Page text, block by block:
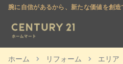
腕に自信があるから、新たな価値を創造
ホーム リフォーム エリア